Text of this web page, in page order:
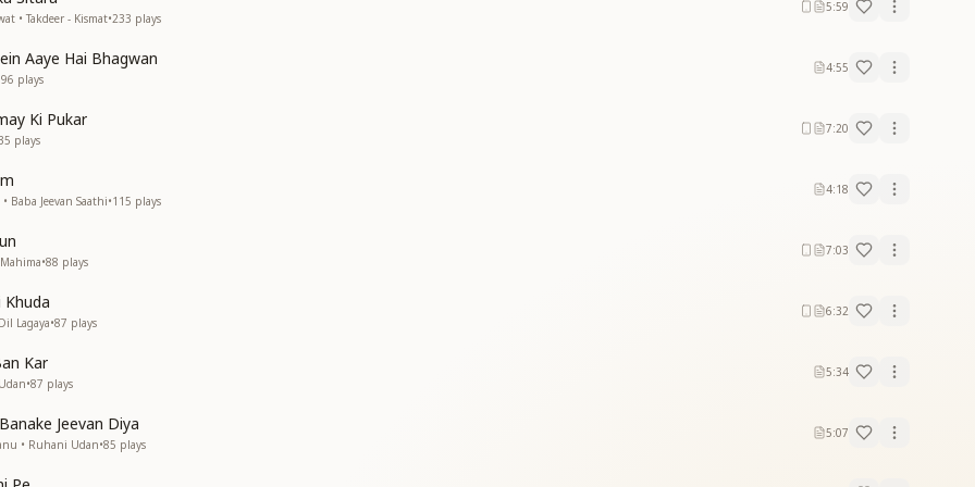
सजा लो
लो
जीवन
लो
सजा लो
• Takdeer - Kismat•233 plays
5:59
Aaye Hai Bhagwan
plays
4:55
Ki Pukar
plays
7:20
Baba Jeevan Saathi•115 plays
4:18
•88 plays
7:03
Khuda
Lagaya•87 plays
6:32
Kar
•87 plays
5:34
Jeevan Diya
• Ruhani Udan•85 plays
5:07